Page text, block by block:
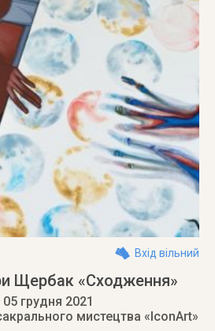
Вхід вільний
Щербак «Сходження»
05 грудня 2021
мистецтва «IconArt»